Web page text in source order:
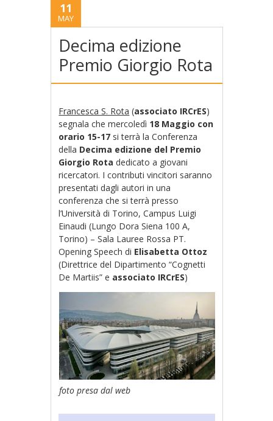
11
MAY
Decima edizione
Premio Giorgio Rota
Francesca S. Rota (associato IRCrES)
segnala che mercoledì 18 Maggio con
orario 15-17 si terrà la Conferenza
della Decima edizione del Premio
Giorgio Rota dedicato a giovani
ricercatori. I contributi vincitori saranno
presentati dagli autori in una
conferenza che si terrà presso
l’Università di Torino, Campus Luigi
Einaudi (Lungo Dora Siena 100 A,
Torino) – Sala Lauree Rossa PT.
Opening Speech di Elisabetta Ottoz
(Direttrice del Dipartimento “Cognetti
De Martiis” e associato IRCrES)
foto presa dal web